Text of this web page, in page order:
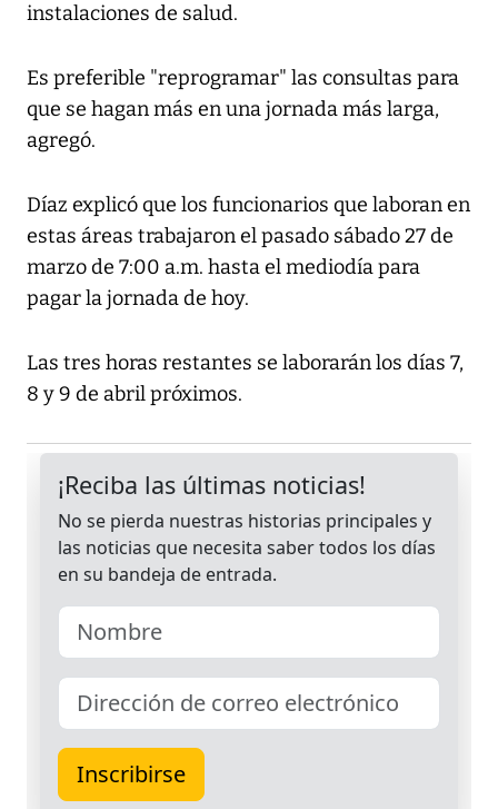
instalaciones de salud.
Es preferible "reprogramar" las consultas para
que se hagan más en una jornada más larga,
agregó.
Díaz explicó que los funcionarios que laboran en
estas áreas trabajaron el pasado sábado 27 de
marzo de 7:00 a.m. hasta el mediodía para
pagar la jornada de hoy.
Las tres horas restantes se laborarán los días 7,
8 y 9 de abril próximos.